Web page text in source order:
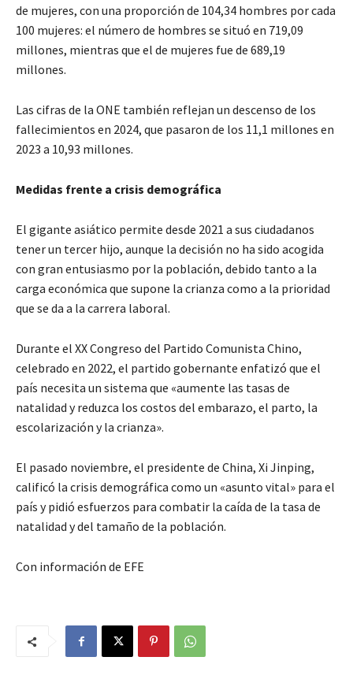
de mujeres, con una proporción de 104,34 hombres por cada
100 mujeres: el número de hombres se situó en 719,09
millones, mientras que el de mujeres fue de 689,19
millones.
Las cifras de la ONE también reflejan un descenso de los
fallecimientos en 2024, que pasaron de los 11,1 millones en
2023 a 10,93 millones.
Medidas frente a crisis demográfica
El gigante asiático permite desde 2021 a sus ciudadanos
tener un tercer hijo, aunque la decisión no ha sido acogida
con gran entusiasmo por la población, debido tanto a la
carga económica que supone la crianza como a la prioridad
que se da a la carrera laboral.
Durante el XX Congreso del Partido Comunista Chino,
celebrado en 2022, el partido gobernante enfatizó que el
país necesita un sistema que «aumente las tasas de
natalidad y reduzca los costos del embarazo, el parto, la
escolarización y la crianza».
El pasado noviembre, el presidente de China, Xi Jinping,
calificó la crisis demográfica como un «asunto vital» para el
país y pidió esfuerzos para combatir la caída de la tasa de
natalidad y del tamaño de la población.
Con información de EFE